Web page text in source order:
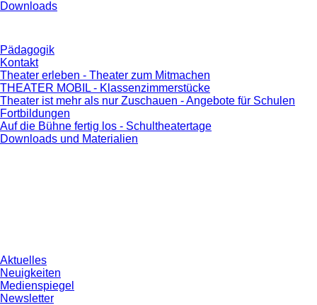
Downloads
Pädagogik
Kontakt
Theater erleben - Theater zum Mitmachen
THEATER MOBIL - Klassenzimmerstücke
Theater ist mehr als nur Zuschauen - Angebote für Schulen
Fortbildungen
Auf die Bühne fertig los - Schultheatertage
Downloads und Materialien
Aktuelles
Neuigkeiten
Medienspiegel
Newsletter